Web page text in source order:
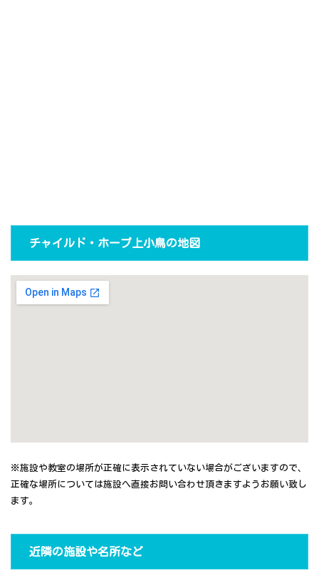
チャイルド・ホープ上小鳥の地図
※施設や教室の場所が正確に表示されていない場合がございますので、
正確な場所については施設へ直接お問い合わせ頂きますようお願い致し
ます。
近隣の施設や名所など